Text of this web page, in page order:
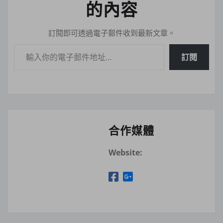
的內容
訂閱即可透過電子郵件收到最新文章。
訂閱
合作媒體
Website: